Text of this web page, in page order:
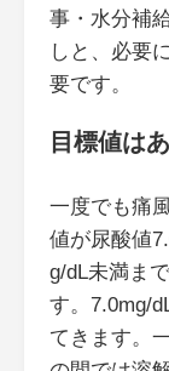
事・水分補
しと、必要
要です。
目標値は
一度でも痛
値が尿酸値
g/dL未満ま
す。7.0mg/
てきます。